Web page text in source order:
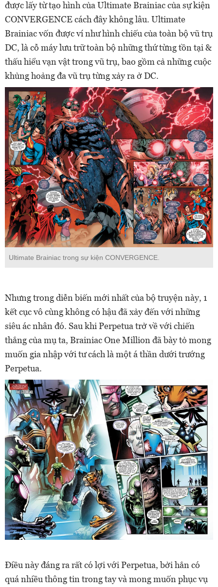
được lấy từ tạo hình của Ultimate Brainiac của sự kiện
CONVERGENCE cách đây không lâu. Ultimate
Brainiac vốn được ví như hình chiếu của toàn bộ vũ trụ
DC, là cỗ máy lưu trữ toàn bộ những thứ từng tồn tại &
thấu hiểu vạn vật trong vũ trụ, bao gồm cả những cuộc
khủng hoảng đa vũ trụ từng xảy ra ở DC.
Ultimate Brainiac trong sự kiện CONVERGENCE.
Nhưng trong diễn biến mới nhất của bộ truyện này, 1
kết cục vô cùng không có hậu đã xảy đến với những
siêu ác nhân đó. Sau khi Perpetua trở về với chiến
thắng của mụ ta, Brainiac One Million đã bày tỏ mong
muốn gia nhập với tư cách là một á thần dưới trướng
Perpetua.
Điều này đáng ra rất có lợi với Perpetua, bởi hắn có
quá nhiều thông tin trong tay và mong muốn phục vụ